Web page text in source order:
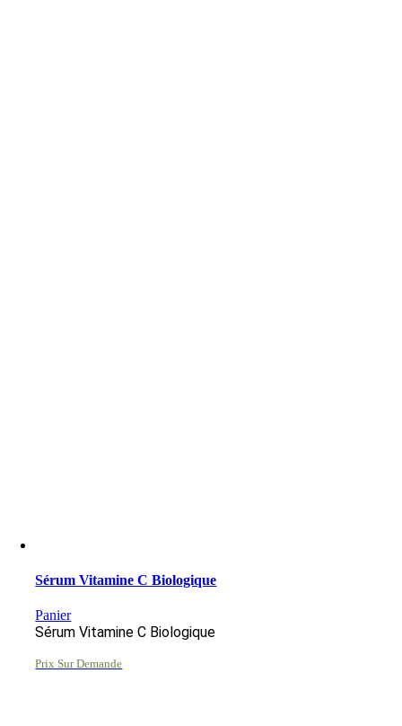
Sérum Vitamine C Biologique
Panier
Sérum Vitamine C Biologique
Prix Sur Demande